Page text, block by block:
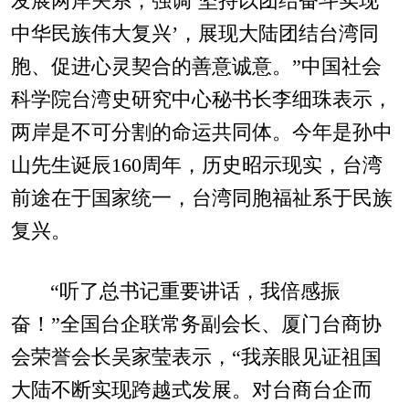
中华民族伟大复兴’，展现大陆团结台湾同
胞、促进心灵契合的善意诚意。”中国社会
科学院台湾史研究中心秘书长李细珠表示，
两岸是不可分割的命运共同体。今年是孙中
山先生诞辰160周年，历史昭示现实，台湾
前途在于国家统一，台湾同胞福祉系于民族
复兴。
“听了总书记重要讲话，我倍感振
奋！”全国台企联常务副会长、厦门台商协
会荣誉会长吴家莹表示，“我亲眼见证祖国
大陆不断实现跨越式发展。对台商台企而